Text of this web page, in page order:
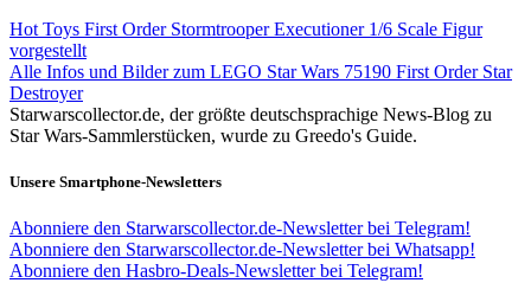
Hot Toys First Order Stormtrooper Executioner 1/6 Scale Figur
vorgestellt
Alle Infos und Bilder zum LEGO Star Wars 75190 First Order Star
Destroyer
Starwarscollector.de, der größte deutschsprachige News-Blog zu
Star Wars-Sammlerstücken, wurde zu Greedo's Guide.
Unsere Smartphone-Newsletters
Abonniere den Starwarscollector.de-Newsletter bei Telegram!
Abonniere den Starwarscollector.de-Newsletter bei Whatsapp!
Abonniere den Hasbro-Deals-Newsletter bei Telegram!